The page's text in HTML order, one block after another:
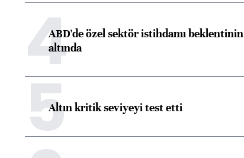
4ABD'de özel sektör istihdamı beklentinin
altında
5Altın kritik seviyeyi test etti